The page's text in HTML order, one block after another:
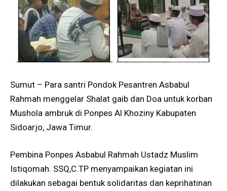
Sumut – Para santri Pondok Pesantren Asbabul
Rahmah menggelar Shalat gaib dan Doa untuk korban
Mushola ambruk di Ponpes Al Khoziny Kabupaten
Sidoarjo, Jawa Timur.
Pembina Ponpes Asbabul Rahmah Ustadz Muslim
Istiqomah. SSQ,C.TP menyampaikan kegiatan ini
dilakukan sebagai bentuk solidaritas dan keprihatinan